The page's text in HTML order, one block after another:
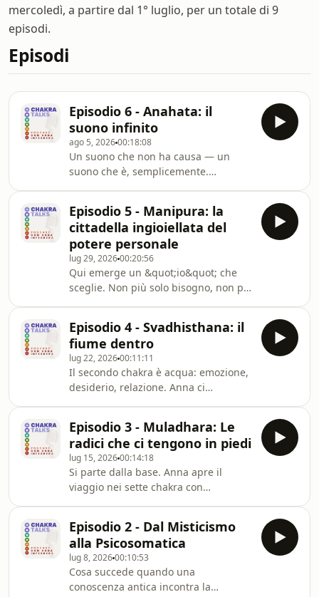
mercoledì, a partire dal 1° luglio, per un totale di 9
episodi.
Episodi
Episodio 6 - Anahata: il
suono infinito
ago 5, 202600:18:08
Un suono che non ha causa — un
suono che è, semplicemente.
l&#39;auto-accettazione: il ponte tra
materia e spirito. Anna ci lascia con
una domanda che sembra facile, e
non lo è affatto: ti piace stare in
compagnia di te stessa?Musica di:
@Fabiro
Episodio 5 - Manipura: la
cittadella ingioiellata del
potere personale
lug 29, 202600:20:56
Qui emerge un &quot;io&quot; che
sceglie. Non più solo bisogno, non più
potere personale, l&#39;autostima, la
capacità di agire nel mondo senza
vergogna. Anna ci porta a fare una
domanda semplice, ma tutt&#39;altro
che banale: quanto spesso agisci per
scelta, e quanto spesso reagisci per
paura?
Episodio 4 - Svadhisthana: il
fiume dentro
lug 22, 202600:11:11
Il secondo chakra è acqua: emozione,
desiderio, relazione. Anna ci
per la prima volta a guardare fuori da
noi stessi. Tra storie vissute e una
meditazione guidata, un episodio su
cosa significa imparare a lasciare
andare.Musica di @Fabiro
Episodio 3 - Muladhara: Le
radici che ci tengono in piedi
lug 15, 202600:14:18
Si parte dalla base. Anna apre il
viaggio nei sette chakra con
radicamento. Un episodio concreto,
fatto di domande dirette e di una
pratica per ritrovare il contatto con la
terra.Musica di @Fabiro
Episodio 2 - Dal Misticismo
alla Psicosomatica
lug 8, 202600:10:53
Cosa succede quando una
conoscenza antica incontra la